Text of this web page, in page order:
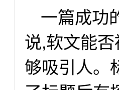
一篇成功
说,软文能
够吸引人。